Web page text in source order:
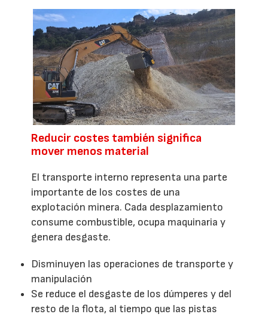
Reducir costes también significa
mover menos material
El transporte interno representa una parte
importante de los costes de una
explotación minera. Cada desplazamiento
consume combustible, ocupa maquinaria y
genera desgaste.
Disminuyen las operaciones de transporte y
manipulación
Se reduce el desgaste de los dúmperes y del
resto de la flota, al tiempo que las pistas